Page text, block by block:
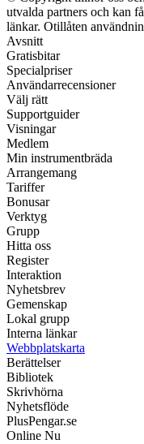
utvalda partners och kan
länkar. Otillåten
Avsnitt
Gratisbitar
Specialpriser
Användarrecensioner
Välj rätt
Supportguider
Visningar
Medlem
Min instrumentbräda
Arrangemang
Tariffer
Bonusar
Verktyg
Grupp
Hitta oss
Register
Interaktion
Nyhetsbrev
Gemenskap
Lokal grupp
Interna länkar
Webbplatskarta
Berättelser
Bibliotek
Skrivhörna
Nyhetsflöde
PlusPengar.se
Online Nu